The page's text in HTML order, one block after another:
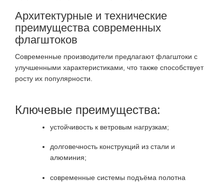
Архитектурные и технические
преимущества современных
флагштоков
Современные производители предлагают флагштоки с
улучшенными характеристиками, что также способствует
росту их популярности.
Ключевые преимущества:
устойчивость к ветровым нагрузкам;
долговечность конструкций из стали и
алюминия;
современные системы подъёма полотна